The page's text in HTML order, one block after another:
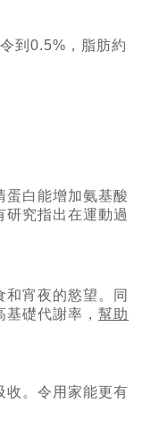
到0.5%， 脂肪約
蛋白能增加氨基酸
研究指出在運動過
和宵夜的慾望。同
礎代謝率， 幫助
收。令用家能更有